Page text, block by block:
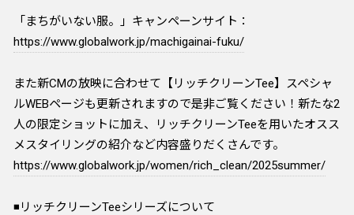
「まちがいない服。」キャンペーンサイト：
https://www.globalwork.jp/machigainai-fuku/
また新CMの放映に合わせて【リッチクリーンTee】スペシャ
ルWEBページも更新されますので是非ご覧ください！新たな2
人の限定ショットに加え、リッチクリーンTeeを用いたオスス
メスタイリングの紹介など内容盛りだくさんです。
https://www.globalwork.jp/women/rich_clean/2025summer/
◾️リッチクリーンTeeシリーズについて